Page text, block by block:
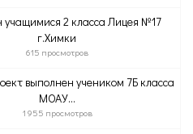
учащимися 2 класса Лицея №17
г.Химки
615 просмотров
выполнен учеником 7Б класса
МОАУ...
1 955 просмотров